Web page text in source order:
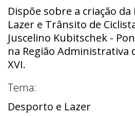
Dispõe sobre a criação da
Lazer e Trânsito de
Juscelino Kubitschek -
na Região Administrativa
XVI.
Tema:
Desporto e Lazer